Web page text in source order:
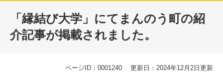
「縁結び大学」にてまんのう町の紹
介記事が掲載されました。
ページID：0001240 更新日：2024年12月2日更新